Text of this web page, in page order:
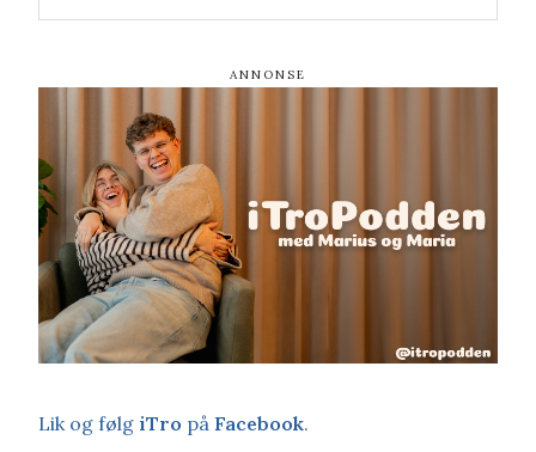
Lik og følg iTro på Facebook.